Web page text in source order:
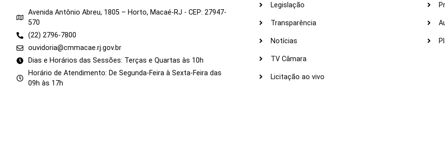
Avenida Antônio Abreu, 1805 – Horto, Macaé-RJ - CEP: 27947-
570
(22) 2796-7800
ouvidoria@cmmacae.rj.gov.br
Dias e Horários das Sessões: Terças e Quartas às 10h
Horário de Atendimento: De Segunda-Feira à Sexta-Feira das
09h às 17h
Legislação
Transparência
Notícias
TV Câmara
Licitação ao vivo